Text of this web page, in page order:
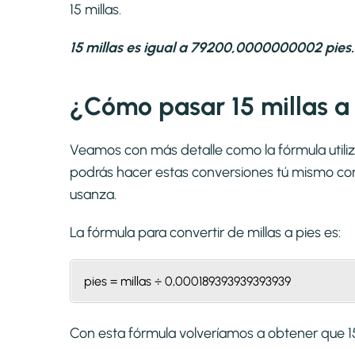
15 millas.
15 millas es igual a 79200,0000000002 pies.
¿Cómo pasar 15 millas
Veamos con más detalle como la fórmula
podrás hacer estas conversiones tú mismo
usanza.
La fórmula para convertir de millas a pieses:
pies = millas ÷ 0,000189393939393939
Con esta fórmula volveríamos a obtener que